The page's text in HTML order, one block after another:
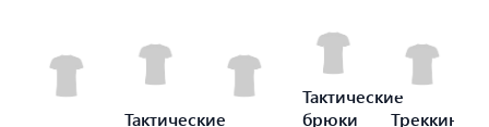
Тактические
Тактические
брюки